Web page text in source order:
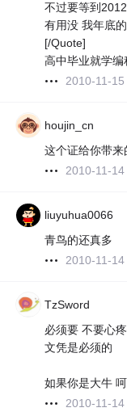
不过要等到
有用没 我年底
[/Quote]
高中毕业就学编
2010-11-15
houjin_cn
这个证给你带
2010-11-14
liuyuhua0066
青鸟的还真多
2010-11-14
TzSword
必须要 不要心
文凭是必须的
如果你是大牛
2010-11-14